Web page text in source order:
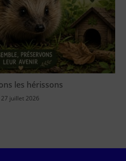
les hérissons
27 juillet 2026